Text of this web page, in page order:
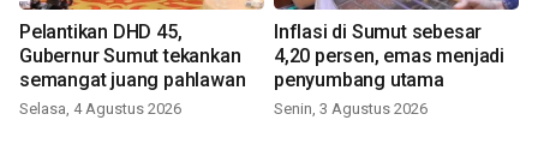
Pelantikan DHD 45,
Gubernur Sumut tekankan
semangat juang pahlawan
Selasa, 4 Agustus 2026
Inflasi di Sumut sebesar
4,20 persen, emas menjadi
penyumbang utama
Senin, 3 Agustus 2026